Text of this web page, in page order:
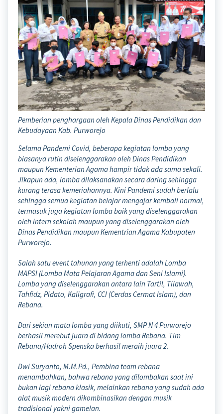
Pemberian penghargaan oleh Kepala Dinas Pendidikan dan
Kebudayaan Kab. Purworejo
Selama Pandemi Covid, beberapa kegiatan lomba yang
biasanya rutin diselenggarakan oleh Dinas Pendidikan
maupun Kementerian Agama hampir tidak ada sama sekali.
Jikapun ada, lomba dilaksanakan secara daring sehingga
kurang terasa kemeriahannya. Kini Pandemi sudah berlalu
sehingga semua kegiatan belajar mengajar kembali normal,
termasuk juga kegiatan lomba baik yang diselenggarakan
oleh intern sekolah maupun yang diselenggarakan oleh
Dinas Pendidikan maupun Kementrian Agama Kabupaten
Purworejo.
Salah satu event tahunan yang terhenti adalah Lomba
MAPSI (Lomba Mata Pelajaran Agama dan Seni Islami).
Lomba yang diselenggarakan antara lain Tartil, Tilawah,
Tahfidz, Pidato, Kaligrafi, CCI (Cerdas Cermat Islam), dan
Rebana.
Dari sekian mata lomba yang diikuti, SMP N 4 Purworejo
berhasil merebut juara di bidang lomba Rebana. Tim
Rebana/Hadroh Spenska berhasil meraih juara 2.
Dwi Suryanto, M.M.Pd., Pembina team rebana
menambahkan, bahwa rebana yang dilombakan saat ini
bukan lagi rebana klasik, melainkan rebana yang sudah ada
alat musik modern dikombinasikan dengan musik
tradisional yakni gamelan.